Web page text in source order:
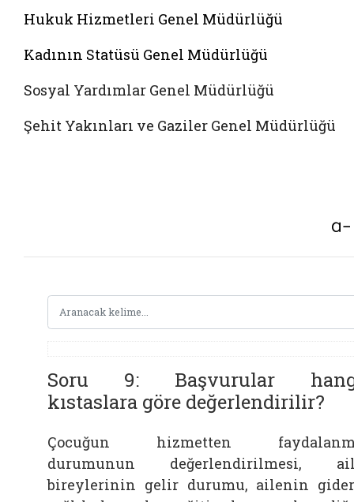
Hukuk Hizmetleri Genel Müdürlüğü
Kadının Statüsü Genel Müdürlüğü
Sosyal Yardımlar Genel Müdürlüğü
Şehit Yakınları ve Gaziler Genel Müdürlüğü
Soru 9: Başvurular
kıstaslara göre değerlendirilir?
Çocuğun hizmetten
durumunun değerlendirilmesi,
bireylerinin gelir durumu, ailenin